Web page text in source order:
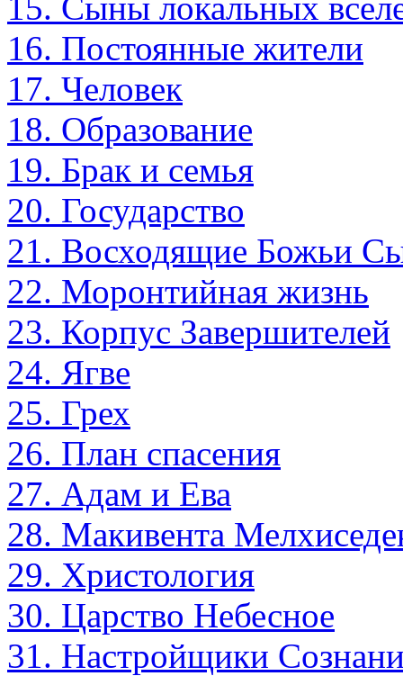
16. Постоянные жители
17. Человек
18. Образование
19. Брак и семья
20. Государство
21. Восходящие Божьи
22. Моронтийная жизнь
23. Корпус Завершителей
24. Ягве
25. Грех
26. План спасения
27. Адам и Ева
28. Макивента
29. Христология
30. Царство Небесное
31. Настройщики